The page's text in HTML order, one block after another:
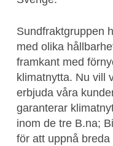
Sundfraktgruppen
med olika
framkant med
klimatnytta. Nu vill
erbjuda våra
garanterar
inom de tre B.na;
för att uppnå